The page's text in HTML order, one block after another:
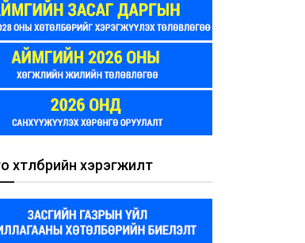
хөтөлбөрийн хэрэгжилт